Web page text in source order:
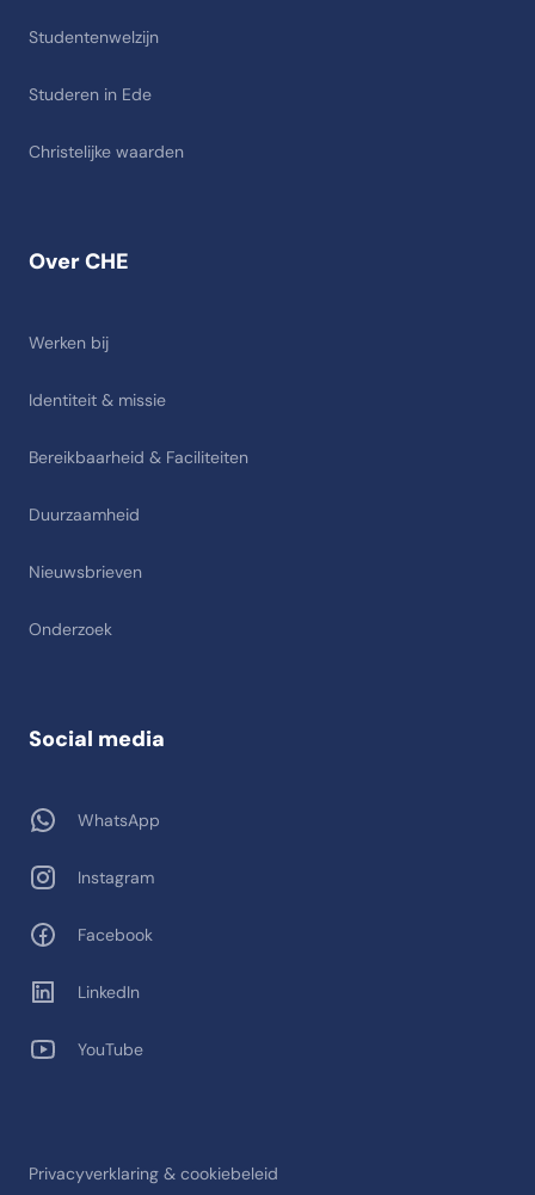
Over CHE
Werken bij
Identiteit & missie
Bereikbaarheid & Faciliteiten
Duurzaamheid
Nieuwsbrieven
Onderzoek
Studentenwelzijn
Studeren in Ede
Christelijke waarden
Privacyverklaring & cookiebeleid
Social media
WhatsApp
Instagram
Facebook
LinkedIn
YouTube